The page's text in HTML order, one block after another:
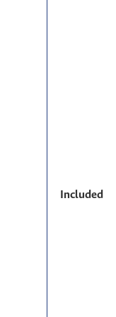
Included